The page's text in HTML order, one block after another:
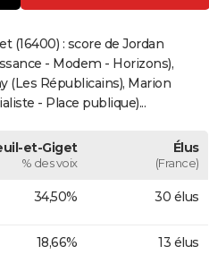
(16400) : score de Jordan
- Modem - Horizons),
(Les Républicains), Marion
- Place publique)...
et-Giget
% des voix
Élus
(France)
34,50% 30 élus
18,66% 13 élus